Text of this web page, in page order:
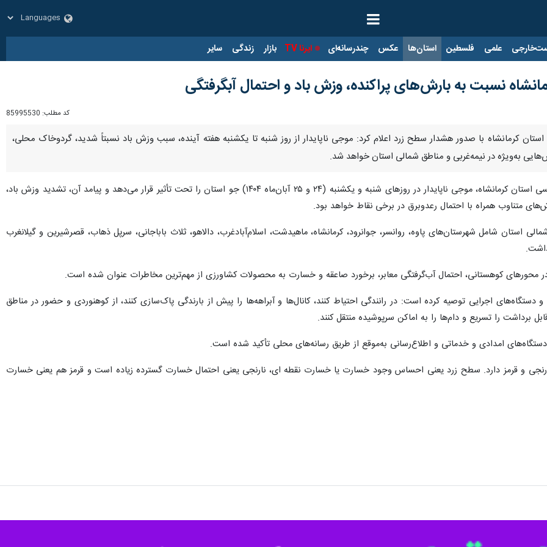
علمی فلسطین استان‌ها عکس چندرسانه‌ای ایرنا TV بازار زندگی سایر
نسبت به بارش‌های پراکنده، وزش باد و احتمال آبگرفتگی
کد مطلب: 85995530